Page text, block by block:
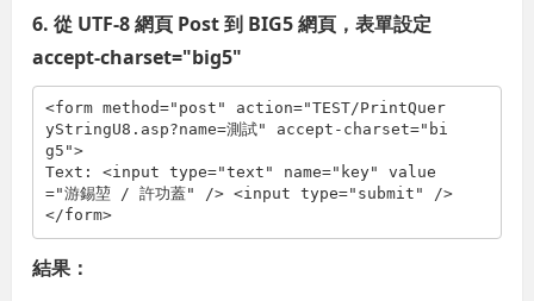
6. 從 UTF-8 網頁 Post 到 BIG5 網頁，表單設定
accept-charset="big5"
<form method="post" action="TEST/PrintQuer
yStringU8.asp?name=測試"
accept-charset="bi
g5">
Text: <input type="text" name="key"
value
="游錫堃 / 許功蓋"
/> <input type="submit"
/>
</form>
結果：